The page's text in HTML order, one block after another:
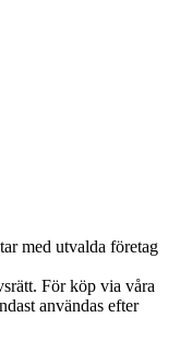
med utvalda företag
För köp via våra
användas efter